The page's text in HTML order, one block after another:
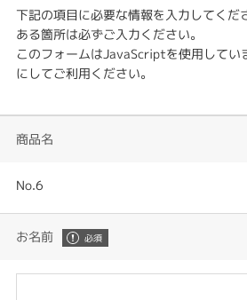
下記の項目に必要な情報を入力してくだ
ある箇所は必ずご入力ください。
このフォームはJavaScriptを使用して
にしてご利用ください。
商品名
No.6
お名前